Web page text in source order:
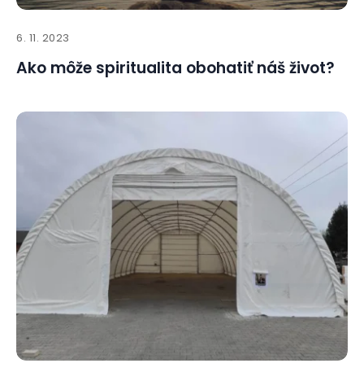
6. 11. 2023
Ako môže spiritualita obohatiť náš život?